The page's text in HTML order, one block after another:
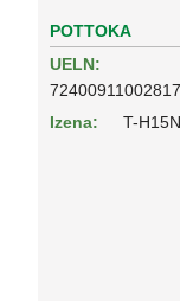
POTTOKA
UELN:
Izena:
T-H15N